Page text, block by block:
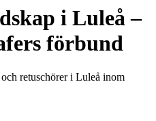
i Luleå–
förbund
retuschörer i Luleå inom